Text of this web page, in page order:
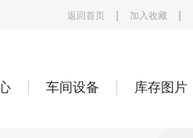
返回首页 加入收藏
车间设备 库存图片